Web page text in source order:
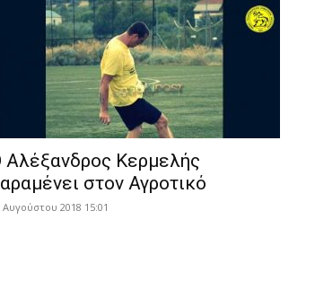
Αλέξανδρος Κερμελής
στον Αγροτικό
Αυγούστου 2018 15:01